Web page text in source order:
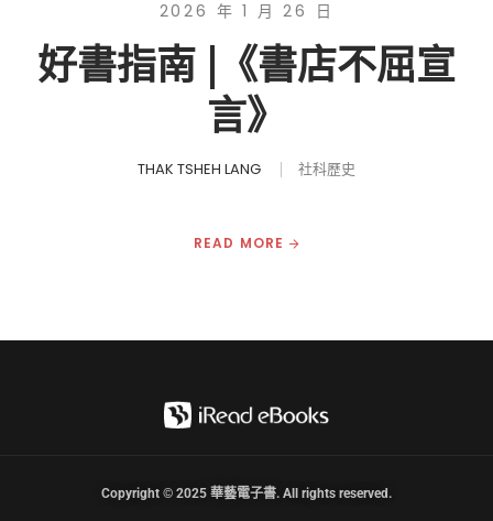
2026 年 1 月 26 日
好書指南 |《書店不屈宣
言》
THAK TSHEH LANG 社科歷史
READ MORE
Copyright © 2025 華藝電子書. All rights reserved.